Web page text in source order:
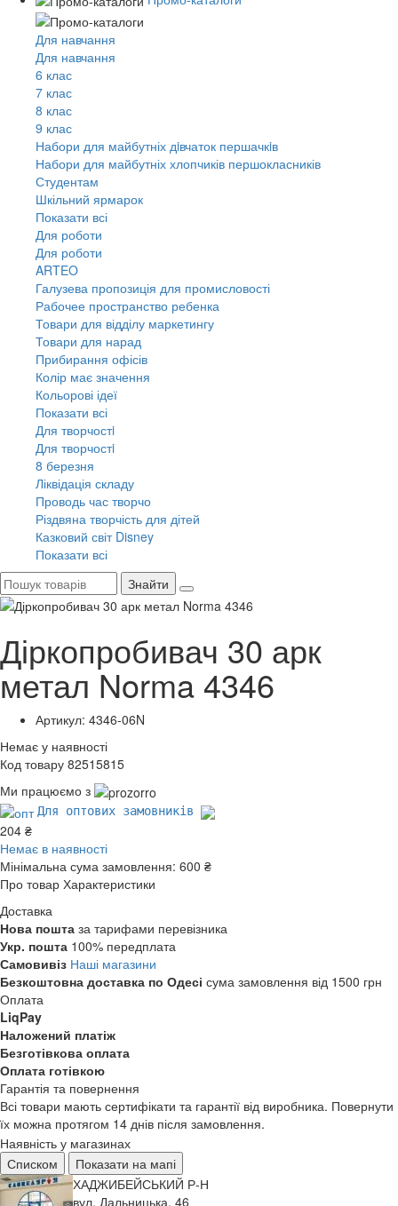
Для навчання
Для навчання
6 клас
7 клас
8 клас
9 клас
Набори для майбутніх дiвчаток першачкiв
Набори для майбутніх хлопчиків першокласників
Студентам
Шкільний ярмарок
Показати всі
Для роботи
Для роботи
ARTEO
Галузева пропозиція для промисловості
Рабочее пространство ребенка
Товари для відділу маркетингу
Товари для нарад
Прибирання офісів
Колір має значення
Кольорові ідеї
Показати всі
Для творчостi
Для творчостi
8 березня
Ліквідація складу
Проводь час творчо
Різдвяна творчість для дітей
Казковий світ Disney
Показати всі
Знайти
Діркопробивач 30 арк
метал Norma 4346
Артикул: 4346-06N
Немає у наявності
Код товару 82515815
Ми працюємо з
Для оптових замовників
204 ₴
Немає в наявності
Мінімальна сума замовлення: 600 ₴
Про товар Характеристики
Доставка
Нова пошта за тарифами перевізника
Укр. пошта 100% передплата
Самовивіз Наші магазини
Безкоштовна доставка по Одесі сума замовлення від 1500 грн
Оплата
LiqPay
Наложений платіж
Безготівкова оплата
Оплата готівкою
Гарантія та повернення
Всі товари мають сертифікати та гарантії від виробника. Повернути
їх можна протягом 14 днів після замовлення.
Наявність у магазинах
Списком
Показати на мапі
ХАДЖИБЕЙСЬКИЙ Р-Н
вул. Дальницька, 46